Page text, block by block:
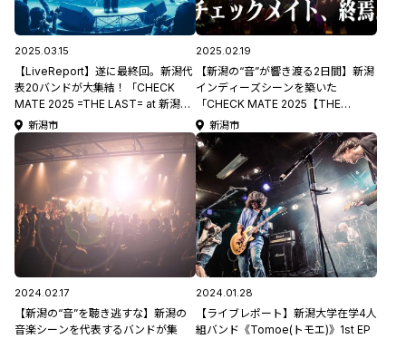
2025.03.15
【LiveReport】遂に最終回。新潟代
表20バンドが大集結！「CHECK
MATE 2025 =THE LAST= at 新潟
LOTS《DAY1》」2025.03.01
新潟市
2025.02.19
【新潟の“音”が響き渡る2日間】新潟
インディーズシーンを築いた
「CHECK MATE 2025【THE
LAST】」最終章、3/1-2開催！ at 新
潟LOTS
新潟市
2024.02.17
【新潟の“音”を聴き逃すな】新潟の
音楽シーンを代表するバンドが集
2024.01.28
【ライブレポート】新潟大学在学4人
組バンド《Tomoe(トモエ)》1st EP